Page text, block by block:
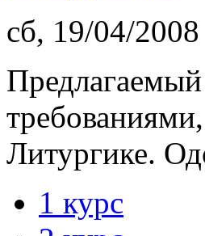
сб, 19/04/
Предлагаемый
Литургике.
1 курс